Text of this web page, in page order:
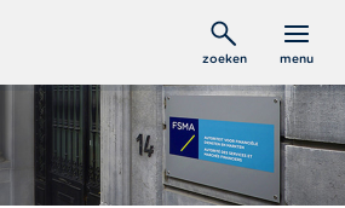
zoeken menu